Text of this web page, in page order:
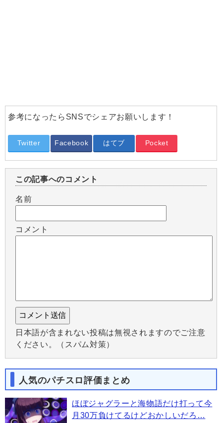
参考になったらSNSでシェアお願いします！
Twitter Facebook はてブ Pocket
この記事へのコメント
名前
コメント
日本語が含まれない投稿は無視されますのでご注意
ください。（スパム対策）
人気のパチスロ評価まとめ
ほぼジャグラーと海物語だけ打って今
月30万負けてるけどおかしいだろ…